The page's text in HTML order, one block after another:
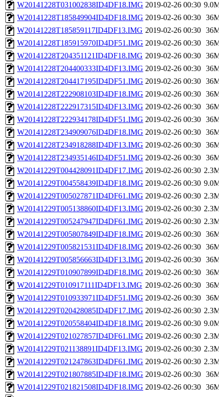
W20141228T031002838ID4DF18.IMG 2019-02-26 00:30
W20141228T185849904ID4DF18.IMG 2019-02-26 00:30
W20141228T185859117ID4DF13.IMG 2019-02-26 00:30
W20141228T185915970ID4DF51.IMG 2019-02-26 00:30
W20141228T204351121ID4DF18.IMG 2019-02-26 00:30
W20141228T204400333ID4DF13.IMG 2019-02-26 00:30
W20141228T204417195ID4DF51.IMG 2019-02-26 00:30
W20141228T222908103ID4DF18.IMG 2019-02-26 00:30
W20141228T222917315ID4DF13.IMG 2019-02-26 00:30
W20141228T222934178ID4DF51.IMG 2019-02-26 00:30
W20141228T234909076ID4DF18.IMG 2019-02-26 00:30
W20141228T234918288ID4DF13.IMG 2019-02-26 00:30
W20141228T234935146ID4DF51.IMG 2019-02-26 00:30
W20141229T004428091ID4DF17.IMG 2019-02-26 00:30
W20141229T004558439ID4DF18.IMG 2019-02-26 00:30
W20141229T005027871ID4DF61.IMG 2019-02-26 00:30
W20141229T005138860ID4DF13.IMG 2019-02-26 00:30
W20141229T005247947ID4DF61.IMG 2019-02-26 00:30
W20141229T005807849ID4DF18.IMG 2019-02-26 00:30
W20141229T005821531ID4DF18.IMG 2019-02-26 00:30
W20141229T005856663ID4DF13.IMG 2019-02-26 00:30
W20141229T010907899ID4DF18.IMG 2019-02-26 00:30
W20141229T010917111ID4DF13.IMG 2019-02-26 00:30
W20141229T010933971ID4DF51.IMG 2019-02-26 00:30
W20141229T020428085ID4DF17.IMG 2019-02-26 00:30
W20141229T020558404ID4DF18.IMG 2019-02-26 00:30
W20141229T021027857ID4DF61.IMG 2019-02-26 00:30
W20141229T021138891ID4DF13.IMG 2019-02-26 00:30
W20141229T021247863ID4DF61.IMG 2019-02-26 00:30
W20141229T021807885ID4DF18.IMG 2019-02-26 00:30
W20141229T021821508ID4DF18.IMG 2019-02-26 00:30